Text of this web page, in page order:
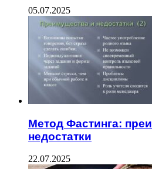
05.07.2025
Метод Фастинга:
недостатки
22.07.2025